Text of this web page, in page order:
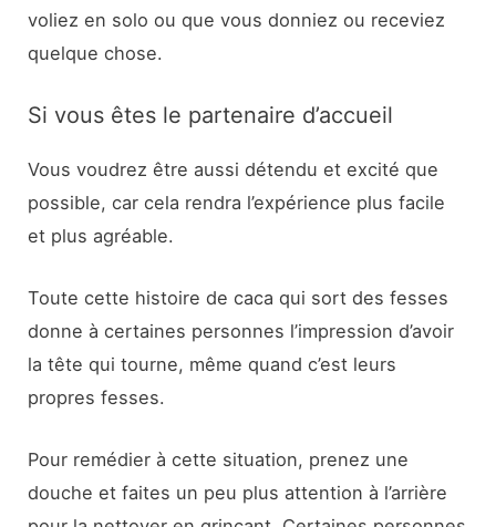
voliez en solo ou que vous donniez ou receviez
quelque chose.
Si vous êtes le partenaire d’accueil
Vous voudrez être aussi détendu et excité que
possible, car cela rendra l’expérience plus facile
et plus agréable.
Toute cette histoire de caca qui sort des fesses
donne à certaines personnes l’impression d’avoir
la tête qui tourne, même quand c’est leurs
propres fesses.
Pour remédier à cette situation, prenez une
douche et faites un peu plus attention à l’arrière